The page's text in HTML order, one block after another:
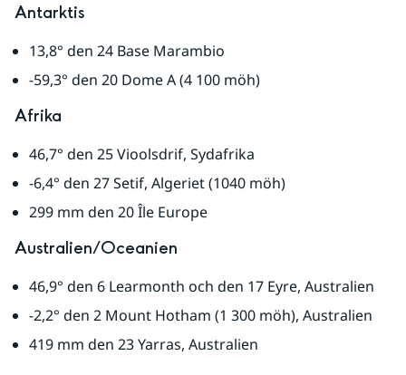
Antarktis
13,8° den 24 Base Marambio
-59,3° den 20 Dome A (4 100 möh)
Afrika
46,7° den 25 Vioolsdrif, Sydafrika
-6,4° den 27 Setif, Algeriet (1040 möh)
299 mm den 20 Île Europe
Australien/Oceanien
46,9° den 6 Learmonth och den 17 Eyre, Australien
-2,2° den 2 Mount Hotham (1 300 möh), Australien
419 mm den 23 Yarras, Australien